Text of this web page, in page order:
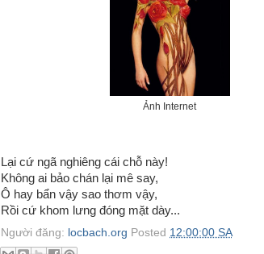
Ảnh Internet
Lại cứ ngã nghiêng cái chỗ này!
Không ai bảo chán lại mê say,
Ô hay bẩn vậy sao thơm vậy,
Rồi cứ khom lưng đóng mặt dày...
Người đăng: locbach.org Posted 12:00:00 SA